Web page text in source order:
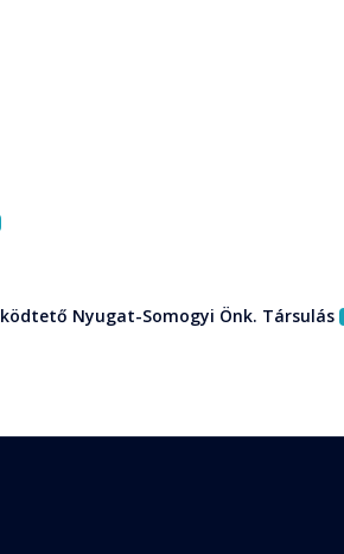
Nyugat-Somogyi Önk. Társulás